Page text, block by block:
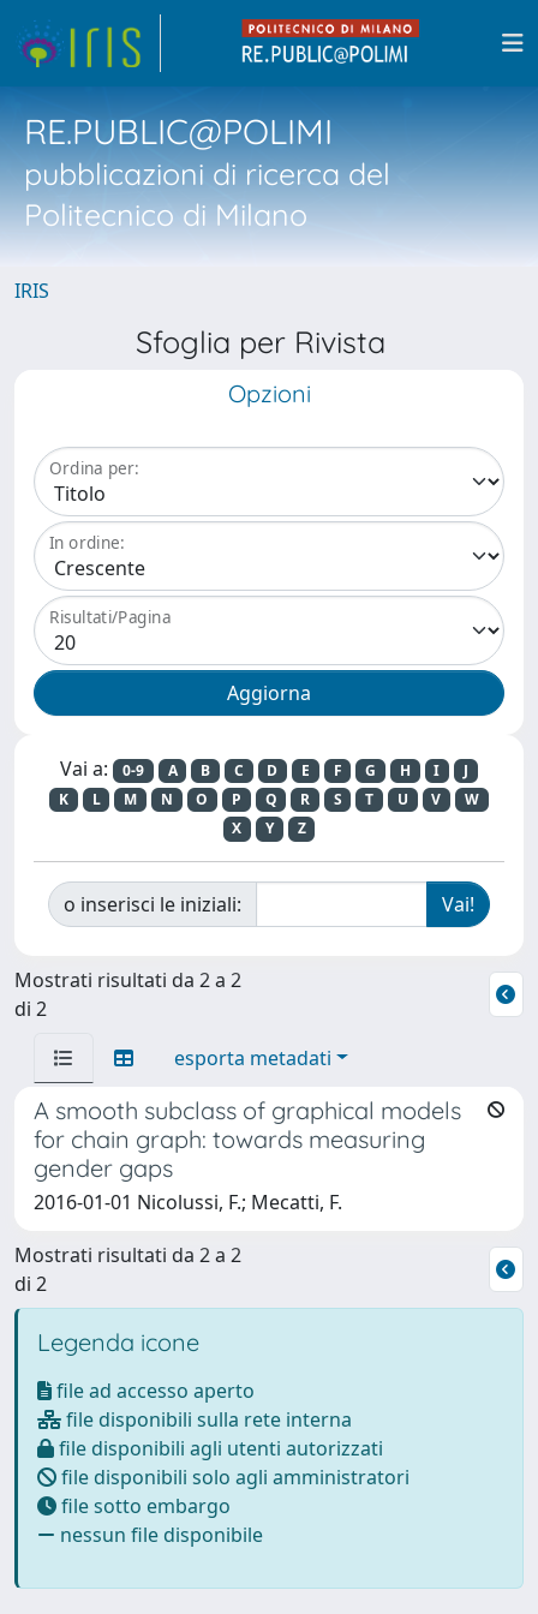
RE.PUBLIC@POLIMI
pubblicazioni di ricerca del
Politecnico di Milano
IRIS
Sfoglia per Rivista
Opzioni
Ordina per:
In ordine:
Risultati/Pagina
Vai a: 0-9 A B C D E F G H I
J
K
L M N O P Q R S T U V
W
X
Y Z
o inserisci le iniziali:
Mostrati risultati da 2 a 2
di 2
esporta metadati
A smooth subclass of graphical models
for chain graph: towards measuring
gender gaps
2016-01-01 Nicolussi, F.; Mecatti, F.
Mostrati risultati da 2 a 2
di 2
Legenda icone
file ad accesso aperto
file disponibili sulla rete interna
file disponibili agli utenti autorizzati
file disponibili solo agli amministratori
file sotto embargo
nessun file disponibile